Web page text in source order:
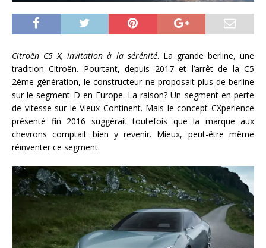
Citroën C5 X, invitation à la sérénité. La grande berline, une
tradition Citroën. Pourtant, depuis 2017 et l’arrêt de la C5
2ème génération, le constructeur ne proposait plus de berline
sur le segment D en Europe. La raison? Un segment en perte
de vitesse sur le Vieux Continent. Mais le concept CXperience
présenté fin 2016 suggérait toutefois que la marque aux
chevrons comptait bien y revenir. Mieux, peut-être même
réinventer ce segment.